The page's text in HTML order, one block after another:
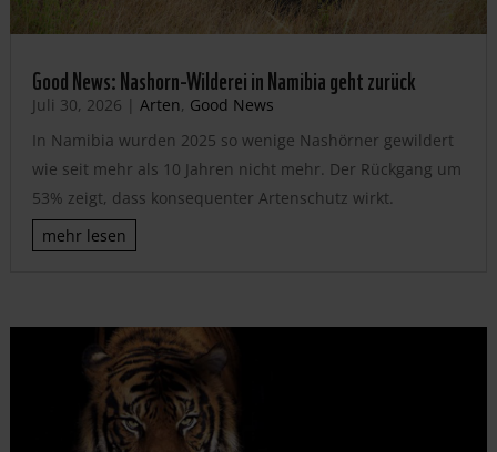
Good News: Nashorn-Wilderei in Namibia geht zurück
Juli 30, 2026 | Arten, Good News
In Namibia wurden 2025 so wenige Nashörner gewildert
wie seit mehr als 10 Jahren nicht mehr. Der Rückgang um
53% zeigt, dass konsequenter Artenschutz wirkt.
mehr lesen